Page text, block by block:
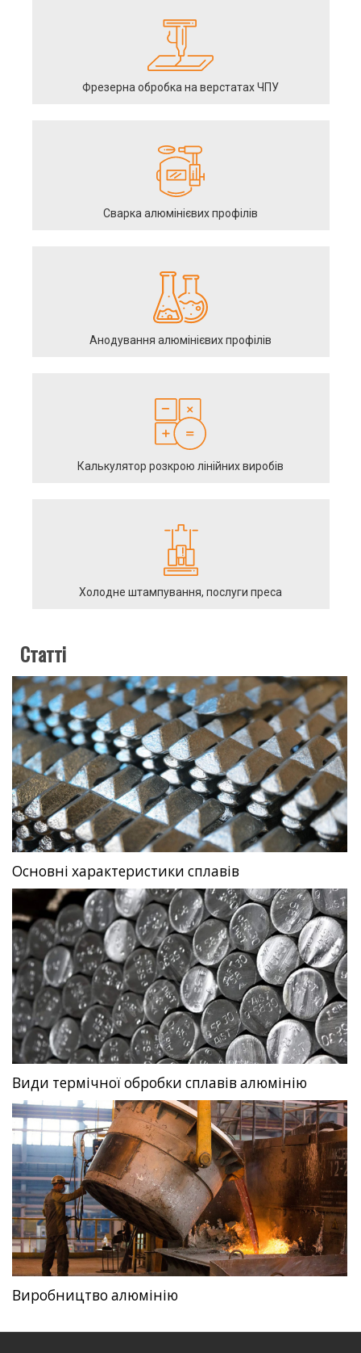
Фрезерна обробка на верстатах ЧПУ
Сварка алюмінієвих профілів
Анодування алюмінієвих профілів
Калькулятор розкрою лінійних виробів
Холодне штампування, послуги преса
Статті
Основні характеристики сплавів
Види термічної обробки сплавів алюмінію
Виробництво алюмінію